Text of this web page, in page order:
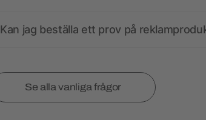
Kan jag beställa ett prov på
Se alla vanliga frågor